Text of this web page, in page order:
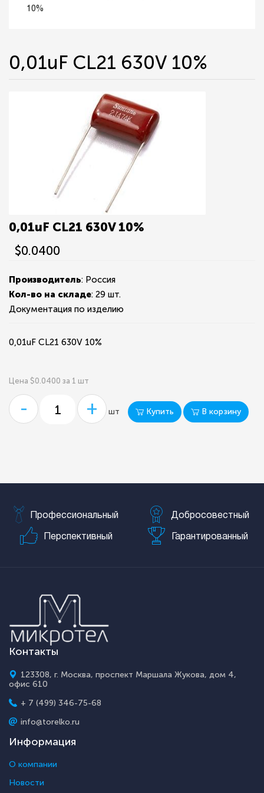
10%
0,01uF CL21 630V 10%
0,01uF CL21 630V 10%
$0.0400
Производитель: Россия
Кол-во на складе: 29 шт.
Документация по изделию
0,01uF CL21 630V 10%
Цена $0.0400 за 1 шт
- + шт Купить В корзину
Профессиональный Добросовестный
Перспективный Гарантированный
Контакты
123308, г. Москва, проспект Маршала Жукова, дом 4,
офис 610
+ 7 (499) 346-75-68
info@torelko.ru
Информация
О компании
Новости